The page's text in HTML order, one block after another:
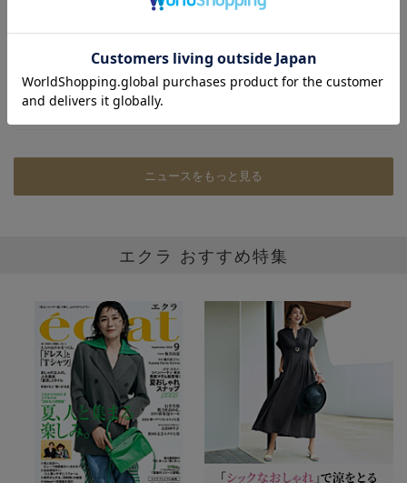
ニュースをもっと見る
エクラ おすすめ特集